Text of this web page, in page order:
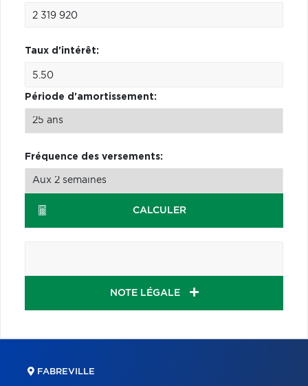
Taux d'intérêt:
Période d'amortissement:
Fréquence des versements:
CALCULER
NOTE LÉGALE
FABREVILLE